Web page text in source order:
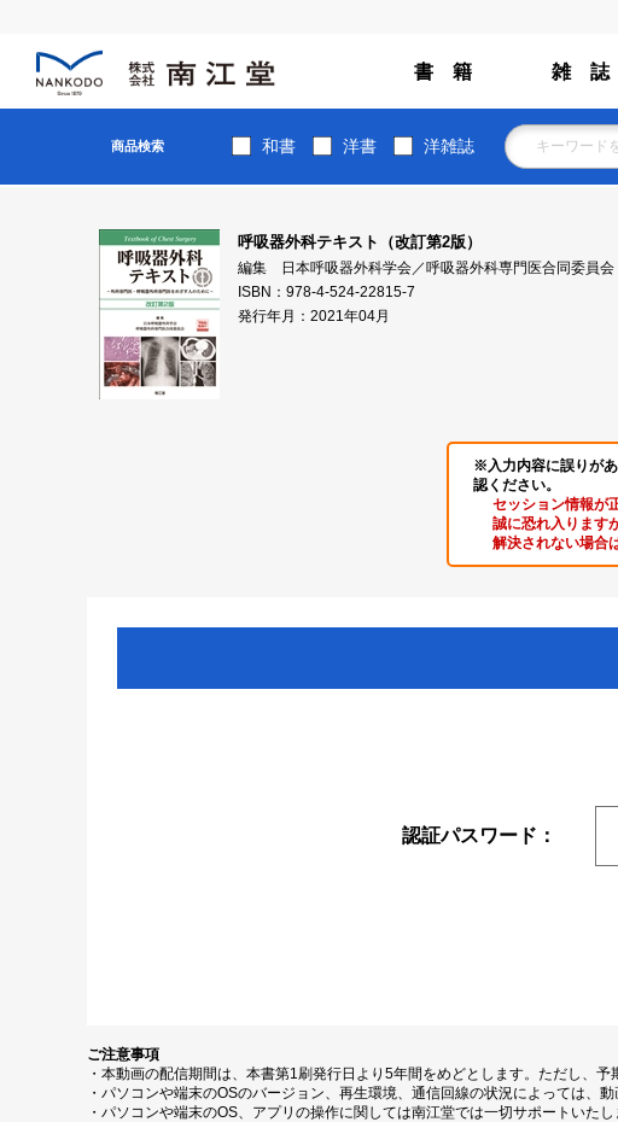
書 籍 雑 誌
商品検索 和書 洋書 洋雑誌
呼吸器外科テキスト（改訂第2版）
編集 日本呼吸器外科学会／呼吸器外科専門医合同委員会
ISBN：978-4-524-22815-7
発行年月：2021年04月
※入力内容に誤りが
認ください。
セッション情報が
誠に恐れ入ります
解決されない場合
認証パスワード：
ご注意事項
・本動画の配信期間は、本書第1刷発行日より5年間をめどとします。ただし、
・パソコンや端末のOSのバージョン、再生環境、通信回線の状況によっては、
・パソコンや端末のOS、アプリの操作に関しては南江堂では一切サポートいたし